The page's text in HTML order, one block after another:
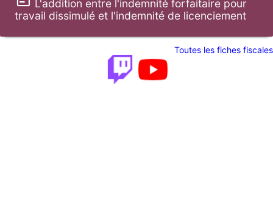
L'addition entre l'indemnité forfaitaire pour
travail dissimulé et l'indemnité de licenciement
Toutes les fiches fiscales